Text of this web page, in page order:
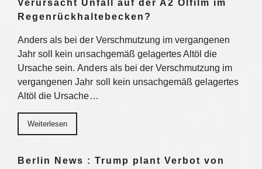
Verursacht Unfall auf der A2 Ölfilm im
Regenrückhaltebecken?
Anders als bei der Verschmutzung im vergangenen
Jahr soll kein unsachgemäß gelagertes Altöl die
Ursache sein. Anders als bei der Verschmutzung im
vergangenen Jahr soll kein unsachgemäß gelagertes
Altöl die Ursache…
Weiterlesen
Berlin News : Trump plant Verbot von